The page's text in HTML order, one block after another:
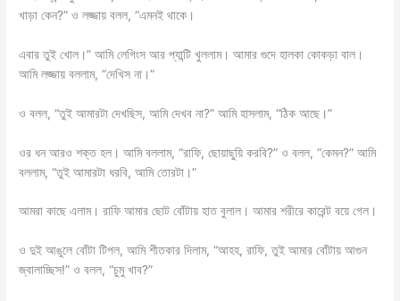
খাড়া কেন?” ও লজ্জায় বলল, “এমনই থাকে।
এবার তুই খোল।” আমি লেগিংস আর প্যান্টি খুললাম। আমার গুদে হালকা কোকড়া বাল।
আমি লজ্জায় বললাম, “দেখিস না।”
ও বলল, “তুই আমারটা দেখছিস, আমি দেখব না?” আমি হাসলাম, “ঠিক আছে।”
ওর ধন আরও শক্ত হল। আমি বললাম, “রাফি, ছোয়াছুয়ি করবি?” ও বলল, “কেমন?” আমি
বললাম, “তুই আমারটা ধরবি, আমি তোরটা।”
আমরা কাছে এলাম। রাফি আমার ছোট বোঁটায় হাত বুলাল। আমার শরীরে কারেন্ট বয়ে গেল।
ও দুই আঙুলে বোঁটা টিপল, আমি শীতকার দিলাম, “আহহ, রাফি, তুই আমার বোঁটায় আগুন
জ্বালাচ্ছিস!” ও বলল, “চুমু খাব?”